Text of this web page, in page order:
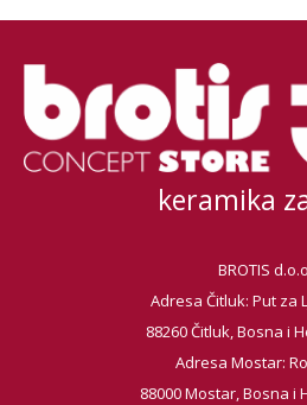
Vrsta asortimana
Vrsta obrade pločice
keramika
BROTIS
Adresa Čitluk: Put za
88260 Čitluk, Bosna i
Adresa Mostar:
88000 Mostar, Bosna i